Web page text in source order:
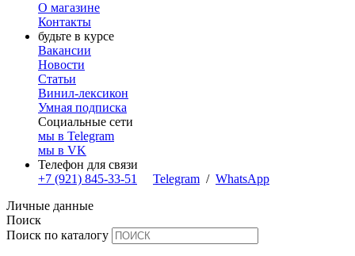
О магазине
Контакты
будьте в курсе
Вакансии
Новости
Статьи
Винил-лексикон
Умная подписка
Социальные сети
мы в Telegram
мы в VK
Телефон для связи
+7 (921) 845-33-51
Telegram / WhatsApp
Личные данные
Поиск
Поиск по каталогу